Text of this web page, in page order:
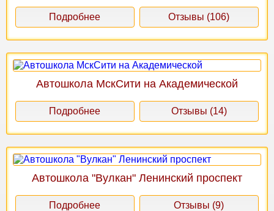
Подробнее Отзывы (106)
Автошкола МскСити на Академической
Подробнее Отзывы (14)
Автошкола "Вулкан" Ленинский проспект
Подробнее Отзывы (9)